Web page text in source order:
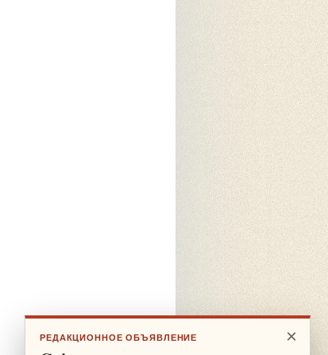
×
РЕДАКЦИОННОЕ ОБЪЯВЛЕНИЕ